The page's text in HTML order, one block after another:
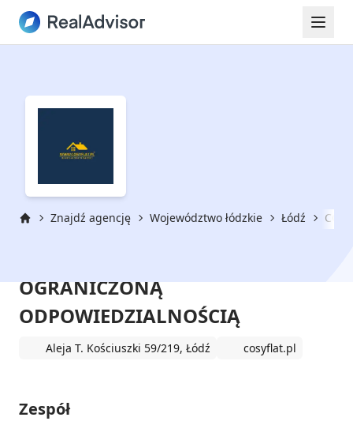
Znajdź agencję Województwo łódzkie Łódź
OGRANICZONĄ
ODPOWIEDZIALNOŚCIĄ
Aleja T. Kościuszki 59/219, Łódź cosyflat.pl
Zespół